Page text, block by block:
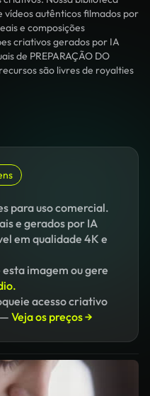
vídeos autênticos filmados por
e composições
criativos gerados por IA
de PREPARAÇÃO DO
são livres de royalties
para uso comercial.
e gerados por IA
em qualidade 4K e
esta imagem ou gere
acesso criativo
Veja os preços →